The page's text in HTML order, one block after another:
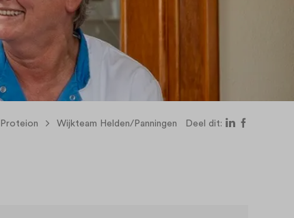
Proteion Wijkteam Helden/Panningen Deel dit: